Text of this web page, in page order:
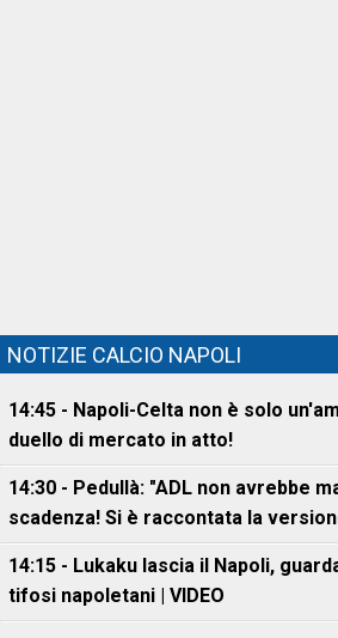
NOTIZIE CALCIO NAPOLI
14:45 - Napoli-Celta non è solo
duello di mercato in atto!
14:30 - Pedullà: "ADL non avrebbe
scadenza! Si è raccontata la
14:15 - Lukaku lascia il Napoli,
tifosi napoletani | VIDEO